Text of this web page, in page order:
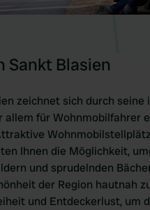
Sankt Blasien
zeichnet sich durch seine
allem für Wohnmobilfahrer
Ihnen die Möglichkeit,
und sprudelnden
der Region hautnah
und Entdeckerlust, um